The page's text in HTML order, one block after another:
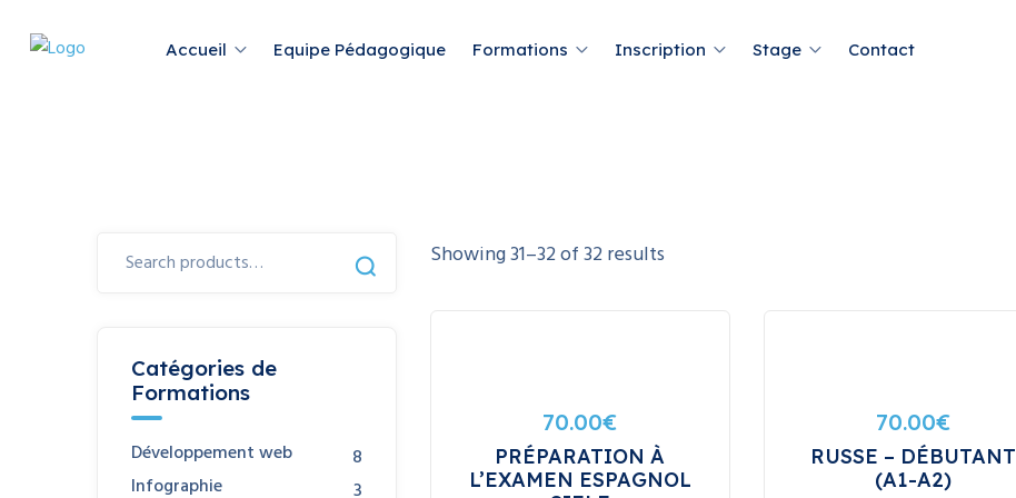
Accueil Equipe Pédagogique Formations Inscription Stage Contact
Catégories de
Formations
Développement web
8
Infographie
3
Showing31–32of32results
70.00€
PRÉPARATION À
L’EXAMEN ESPAGNOL
70.00€
RUSSE – DÉBUTANT
(A1-A2)